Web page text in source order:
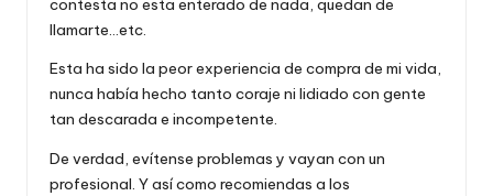
contesta no esta enterado de nada, quedan de
llamarte…etc.
Esta ha sido la peor experiencia de compra de mi vida,
nunca había hecho tanto coraje ni lidiado con gente
tan descarada e incompetente.
De verdad, evítense problemas y vayan con un
profesional. Y así como recomiendas a los